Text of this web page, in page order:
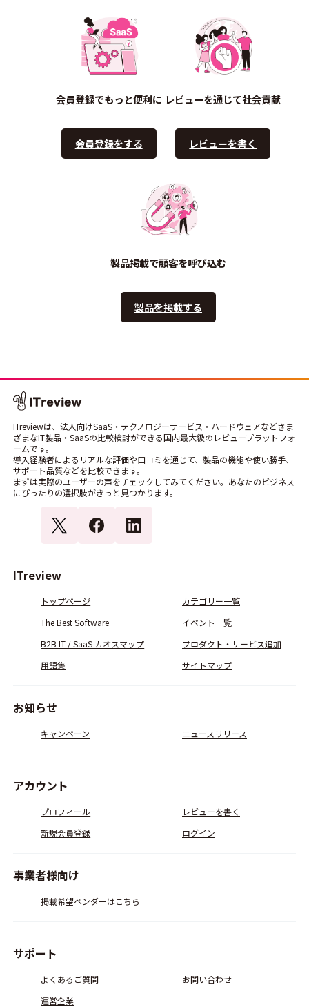
会員登録でもっと便利に
会員登録をする
レビューを通じて社会貢献
レビューを書く
製品掲載で顧客を呼び込む
製品を掲載する
ITreviewは、法人向けSaaS・テクノロジーサービス・ハードウェアなどさま
ざまなIT製品・SaaSの比較検討ができる国内最大級のレビュープラットフォ
ームです。
導入経験者によるリアルな評価や口コミを通じて、製品の機能や使い勝手、
サポート品質などを比較できます。
まずは実際のユーザーの声をチェックしてみてください。あなたのビジネス
にぴったりの選択肢がきっと見つかります。
ITreview
トップページ
カテゴリー一覧
The Best Software
イベント一覧
B2B IT / SaaS カオスマップ
プロダクト・サービス追加
用語集
サイトマップ
お知らせ
キャンペーン ニュースリリース
アカウント
プロフィール
レビューを書く
新規会員登録
ログイン
事業者様向け
掲載希望ベンダーはこちら
サポート
よくあるご質問
お問い合わせ
運営企業